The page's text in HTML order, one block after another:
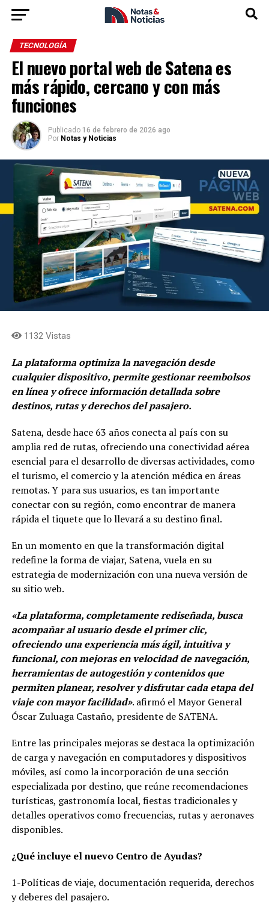
TECNOLOGÍA
El nuevo portal web de Satena es
más rápido, cercano y con más
funciones
Publicado 16 de febrero de 2026 ago
Por Notas y Noticias
1132 Vistas
La plataforma optimiza la navegación desde
cualquier dispositivo, permite gestionar reembolsos
en línea y ofrece información detallada sobre
destinos, rutas y derechos del pasajero.
Satena, desde hace 63 años conecta al país con su
amplia red de rutas, ofreciendo una conectividad aérea
esencial para el desarrollo de diversas actividades, como
el turismo, el comercio y la atención médica en áreas
remotas. Y para sus usuarios, es tan importante
conectar con su región, como encontrar de manera
rápida el tiquete que lo llevará a su destino final.
En un momento en que la transformación digital
redefine la forma de viajar, Satena, vuela en su
estrategia de modernización con una nueva versión de
su sitio web.
«La plataforma, completamente rediseñada, busca
acompañar al usuario desde el primer clic,
ofreciendo una experiencia más ágil, intuitiva y
funcional, con mejoras en velocidad de navegación,
herramientas de autogestión y contenidos que
permiten planear, resolver y disfrutar cada etapa del
viaje con mayor facilidad». afirmó el Mayor General
Óscar Zuluaga Castaño, presidente de SATENA.
Entre las principales mejoras se destaca la optimización
de carga y navegación en computadores y dispositivos
móviles, así como la incorporación de una sección
especializada por destino, que reúne recomendaciones
turísticas, gastronomía local, fiestas tradicionales y
detalles operativos como frecuencias, rutas y aeronaves
disponibles.
¿Qué incluye el nuevo Centro de Ayudas?
1-Políticas de viaje, documentación requerida, derechos
y deberes del pasajero.